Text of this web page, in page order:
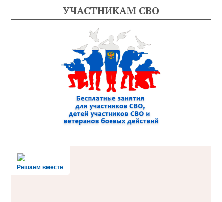
УЧАСТНИКАМ СВО
Решаем вместе